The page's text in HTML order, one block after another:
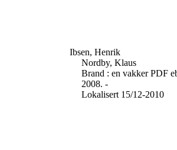
Ibsen, Henrik
Nordby, Klaus
Brand : en vakker PDF
2008. -
Lokalisert 15/12-2010